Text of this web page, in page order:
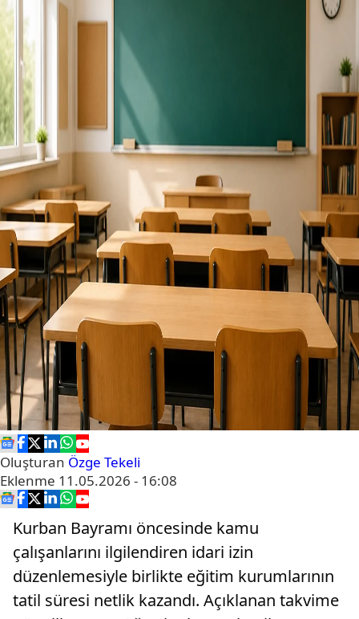
Oluşturan Özge Tekeli
Eklenme 11.05.2026 - 16:08
Kurban Bayramı öncesinde kamu
çalışanlarını ilgilendiren idari izin
düzenlemesiyle birlikte eğitim kurumlarının
tatil süresi netlik kazandı. Açıklanan takvime